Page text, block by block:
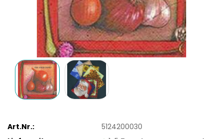
Art.Nr.:
5124200030